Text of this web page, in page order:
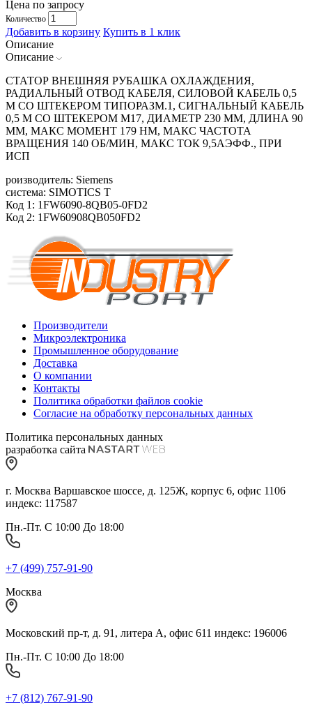
Цена по запросу
Количество
Добавить в корзину Купить в 1 клик
Описание
Описание
СТАТОР ВНЕШНЯЯ РУБАШКА ОХЛАЖДЕНИЯ,
РАДИАЛЬНЫЙ ОТВОД КАБЕЛЯ, СИЛОВОЙ КАБЕЛЬ 0,5
М СО ШТЕКЕРОМ ТИПОРАЗМ.1, СИГНАЛЬНЫЙ КАБЕЛЬ
0,5 М СО ШТЕКЕРОМ M17, ДИАМЕТР 230 ММ, ДЛИНА 90
ММ, МАКС МОМЕНТ 179 HM, МАКС ЧАСТОТА
ВРАЩЕНИЯ 140 ОБ/МИН, МАКС ТОК 9,5АЭФФ., ПРИ
ИСП
роизводитель: Siemens
система: SIMOTICS T
Код 1: 1FW6090-8QB05-0FD2
Код 2: 1FW60908QB050FD2
Производители
Микроэлектроника
Промышленное оборудование
Доставка
О компании
Контакты
Политика обработки файлов cookie
Согласие на обработку персональных данных
Политика персональных данных
разработка сайта
г. Москва Варшавское шоссе, д. 125Ж, корпус 6, офис 1106
индекс: 117587
Пн.-Пт. С 10:00 До 18:00
+7 (499) 757-91-90
Москва
Московский пр-т, д. 91, литера А, офис 611 индекс: 196006
Пн.-Пт. С 10:00 До 18:00
+7 (812) 767-91-90